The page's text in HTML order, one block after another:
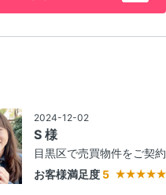
2024-12-02
S 様
目黒区で売買物件をご契約
お客様満足度 5